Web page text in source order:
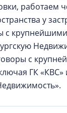
работаем
у
с
с
ГК